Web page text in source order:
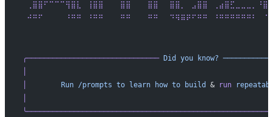
╭─────────────────────────────── Did you know?
        Run
/prompts to learn how to build & run